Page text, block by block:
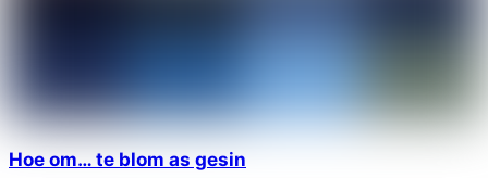
Hoe om… te blom as gesin